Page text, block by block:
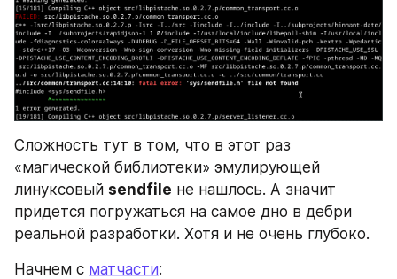
Сложность тут в том, что в этот раз
«магической библиотеки» эмулирующей
линуксовый sendfile не нашлось. А значит
придется погружаться на самое дно в дебри
реальной разработки. Хотя и не очень глубоко.
Начнем с матчасти: